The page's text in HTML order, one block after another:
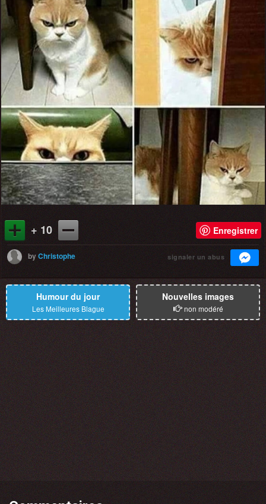
+ 10 Enregistrer
byChristophe signaler un abus
Humour du jour
Les Meilleures Blague
Nouvelles images
non modéré